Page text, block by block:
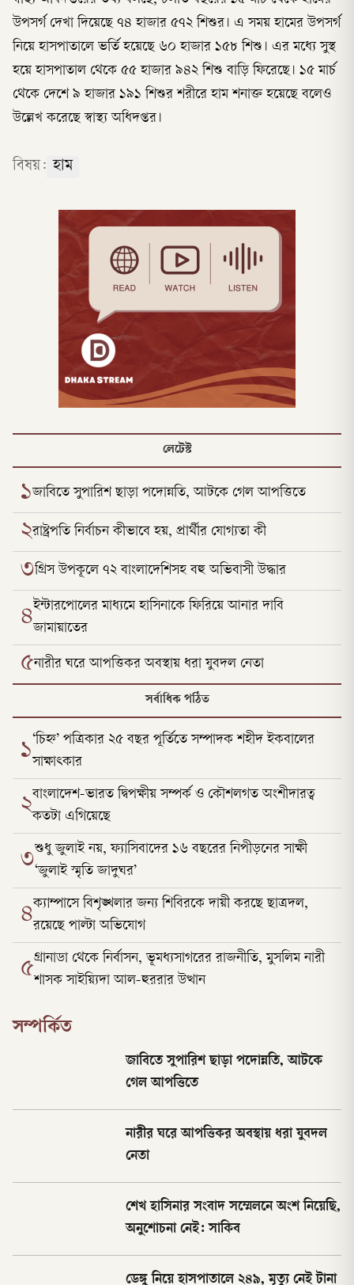
উপসর্গ দেখা দিয়েছে ৭৪ হাজার ৫৭২ শিশুর। এ সময় হামের উপসর্গ
নিয়ে হাসপাতালে ভর্তি হয়েছে ৬০ হাজার ১৫৮ শিশু। এর মধ্যে সুস্থ
হয়ে হাসপাতাল থেকে ৫৫ হাজার ৯৪২ শিশু বাড়ি ফিরেছে। ১৫ মার্চ
থেকে দেশে ৯ হাজার ১৯১ শিশুর শরীরে হাম শনাক্ত হয়েছে বলেও
উল্লেখ করেছে স্বাস্থ্য অধিদপ্তর।
বিষয়: হাম
লেটেস্ট
১জাবিতে সুপারিশ ছাড়া পদোন্নতি, আটকে গেল আপত্তিতে
২রাষ্ট্রপতি নির্বাচন কীভাবে হয়, প্রার্থীর যোগ্যতা কী
৩গ্রিস উপকূলে ৭২ বাংলাদেশিসহ বহু অভিবাসী উদ্ধার
৪ইন্টারপোলের মাধ্যমে হাসিনাকে ফিরিয়ে আনার দাবি
জামায়াতের
৫নারীর ঘরে আপত্তিকর অবস্থায় ধরা যুবদল নেতা
সর্বাধিক পঠিত
১‘চিহ্ন’ পত্রিকার ২৫ বছর পূর্তিতে সম্পাদক শহীদ ইকবালের
সাক্ষাৎকার
২বাংলাদেশ-ভারত দ্বিপক্ষীয় সম্পর্ক ও কৌশলগত অংশীদারত্ব
কতটা এগিয়েছে
৩শুধু জুলাই নয়, ফ্যাসিবাদের ১৬ বছরের নিপীড়নের সাক্ষী
‘জুলাই স্মৃতি জাদুঘর’
৪ক্যাম্পাসে বিশৃঙ্খলার জন্য শিবিরকে দায়ী করছে ছাত্রদল,
রয়েছে পাল্টা অভিযোগ
৫গ্রানাডা থেকে নির্বাসন, ভূমধ্যসাগরের রাজনীতি, মুসলিম নারী
শাসক সাইয়্যিদা আল-হুররার উত্থান
সম্পর্কিত
জাবিতে সুপারিশ ছাড়া পদোন্নতি, আটকে
গেল আপত্তিতে
নারীর ঘরে আপত্তিকর অবস্থায় ধরা যুবদল
নেতা
শেখ হাসিনার সংবাদ সম্মেলনে অংশ নিয়েছি,
অনুশোচনা নেই: সাকিব
ডেঙ্গু নিয়ে হাসপাতালে ২৪৯, মৃত্যু নেই টানা